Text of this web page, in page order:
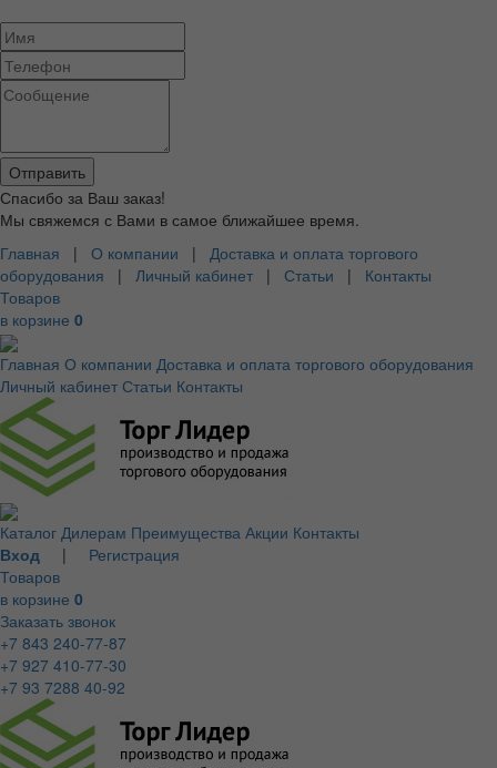
Спасибо за Ваш заказ!
Мы свяжемся с Вами в самое ближайшее время.
Главная | О компании | Доставка и оплата торгового
оборудования | Личный кабинет | Статьи | Контакты
Товаров
в корзине 0
Главная О компании Доставка и оплата торгового оборудования
Личный кабинет Статьи Контакты
Каталог Дилерам Преимущества Акции Контакты
Вход | Регистрация
Товаров
в корзине 0
Заказать звонок
+7 843 240-77-87
+7 927 410-77-30
+7 93 7288 40-92